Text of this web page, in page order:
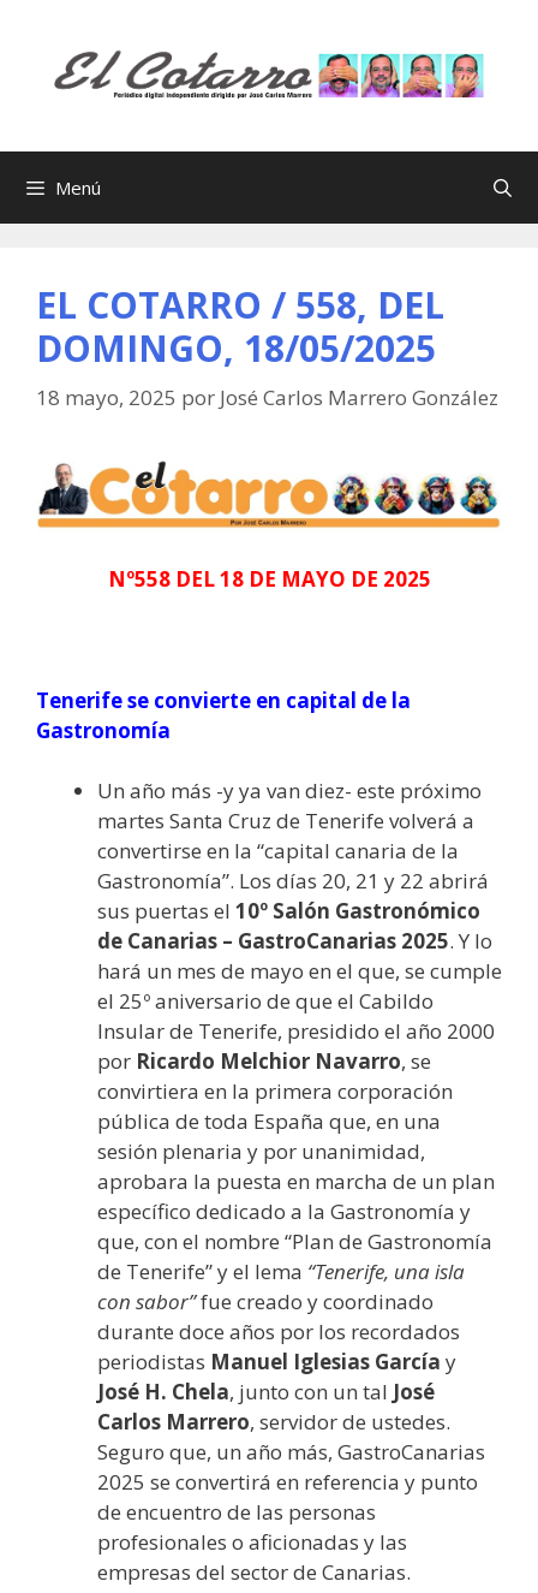
contenido
Menú
EL COTARRO / 558, DEL
DOMINGO, 18/05/2025
18 mayo, 2025 por José Carlos Marrero González
Nº558 DEL 18 DE MAYO DE 2025
Tenerife se convierte en capital de la
Gastronomía
Un año más -y ya van diez- este próximo
martes Santa Cruz de Tenerife volverá a
convertirse en la “capital canaria de la
Gastronomía”. Los días 20, 21 y 22 abrirá
sus puertas el 10º Salón Gastronómico
de Canarias – GastroCanarias 2025. Y lo
hará un mes de mayo en el que, se cumple
el 25º aniversario de que el Cabildo
Insular de Tenerife, presidido el año 2000
por Ricardo Melchior Navarro, se
convirtiera en la primera corporación
pública de toda España que, en una
sesión plenaria y por unanimidad,
aprobara la puesta en marcha de un plan
específico dedicado a la Gastronomía y
que, con el nombre “Plan de Gastronomía
de Tenerife” y el lema “Tenerife, una isla
con sabor”fue creado y coordinado
durante doce años por los recordados
periodistas Manuel Iglesias García y
José H. Chela, junto con un tal José
Carlos Marrero, servidor de ustedes.
Seguro que, un año más, GastroCanarias
2025 se convertirá en referencia y punto
de encuentro de las personas
profesionales o aficionadas y las
empresas del sector de Canarias.